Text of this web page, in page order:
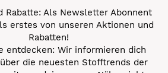
Rabatte: Als Newsletter Abonnent
erstes von unseren Aktionen und
Rabatten!
entdecken: Wir informieren dich
die neuesten Stofftrends der